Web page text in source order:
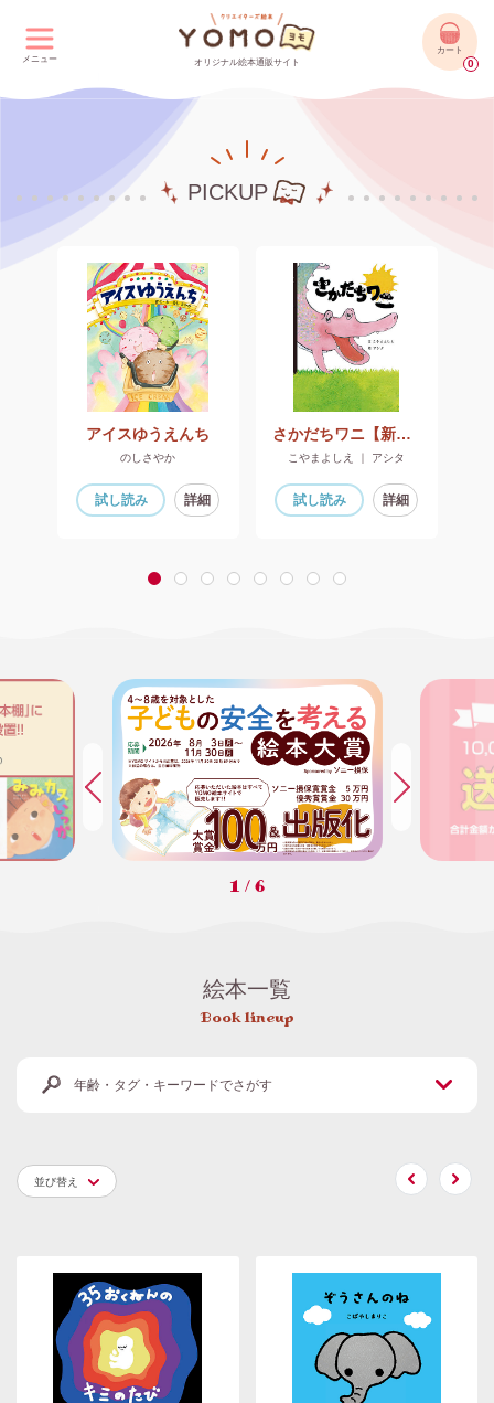
メニュー オリジナル絵本通販サイト
カート
0
PICKUP
アイスゆうえんち
のしさやか
試し読み 詳細
さかだちワニ【新装版】
こやまよしえ ｜ アシタ
試し読み 詳細
1 2 3 4 5 6 7 8
1 / 6
絵本一覧
Book lineup
年齢・タグ・キーワードでさがす
並び替え